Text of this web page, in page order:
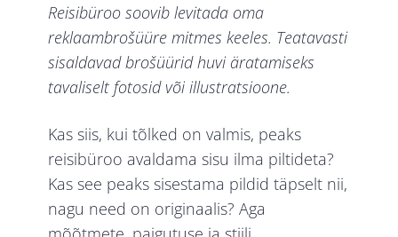
Reisibüroo soovib levitada oma
reklaambrošüüre mitmes keeles. Teatavasti
sisaldavad brošüürid huvi äratamiseks
tavaliselt fotosid või illustratsioone.
Kas siis, kui tõlked on valmis, peaks
reisibüroo avaldama sisu ilma piltideta?
Kas see peaks sisestama pildid täpselt nii,
nagu need on originaalis? Aga